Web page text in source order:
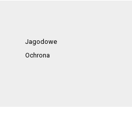
Jagodowe
Ochrona